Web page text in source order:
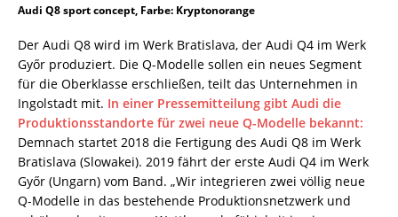
Audi Q8 sport concept, Farbe: Kryptonorange
Der Audi Q8 wird im Werk Bratislava, der Audi Q4 im Werk
Győr produziert. Die Q-Modelle sollen ein neues Segment
für die Oberklasse erschließen, teilt das Unternehmen in
Ingolstadt mit. In einer Pressemitteilung gibt Audi die
Produktionsstandorte für zwei neue Q-Modelle bekannt:
Demnach startet 2018 die Fertigung des Audi Q8 im Werk
Bratislava (Slowakei). 2019 fährt der erste Audi Q4 im Werk
Győr (Ungarn) vom Band. „Wir integrieren zwei völlig neue
Q-Modelle in das bestehende Produktionsnetzwerk und